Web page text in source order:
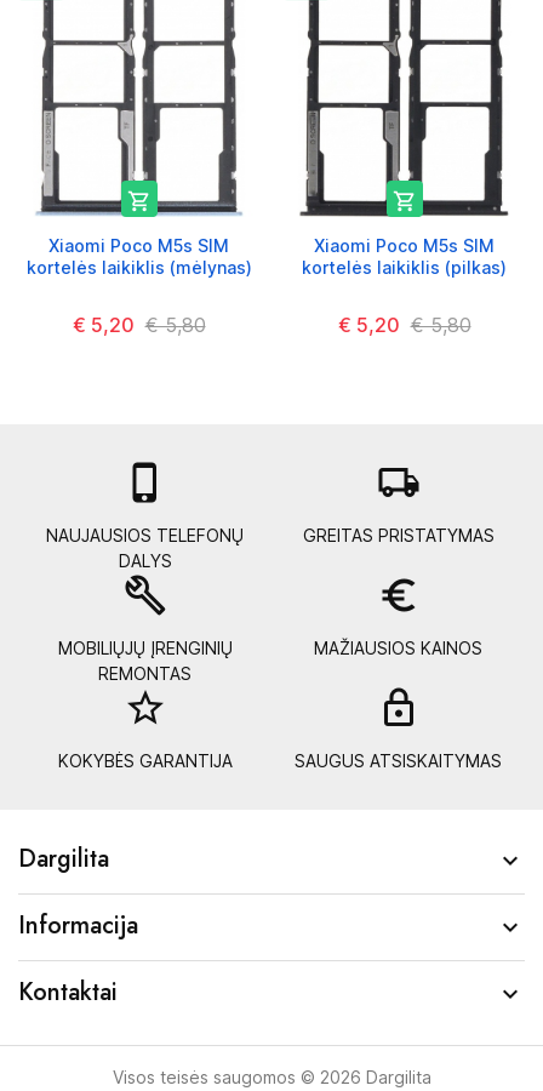

Xiaomi Poco M5s SIM
kortelės laikiklis (mėlynas)
€ 5,20 € 5,80

Xiaomi Poco M5s SIM
kortelės laikiklis (pilkas)
€ 5,20 € 5,80

NAUJAUSIOS TELEFONŲ
DALYS
local_shipping
GREITAS PRISTATYMAS
build
MOBILIŲJŲ ĮRENGINIŲ
REMONTAS
euro_symbol
MAŽIAUSIOS KAINOS
star_border
KOKYBĖS GARANTIJA SAUGUS ATSISKAITYMAS
Dargilita 
Informacija 
Kontaktai 
Visos teisės saugomos © 2026 Dargilita